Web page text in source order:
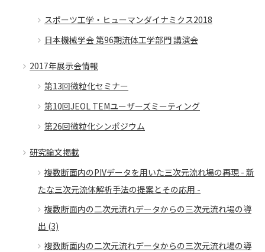
スポーツ工学・ヒューマンダイナミクス2018
日本機械学会 第96期流体工学部門 講演会
2017年展示会情報
第13回微粒化セミナー
第10回JEOL TEMユーザーズミーティング
第26回微粒化シンポジウム
研究論文掲載
複数断面内のPIVデータを用いた三次元流れ場の再現 - 新
たな三次元流体解析手法の提案とその応用 -
複数断面内の二次元流れデータからの三次元流れ場の導
出 (3)
複数断面内の二次元流れデータからの三次元流れ場の導